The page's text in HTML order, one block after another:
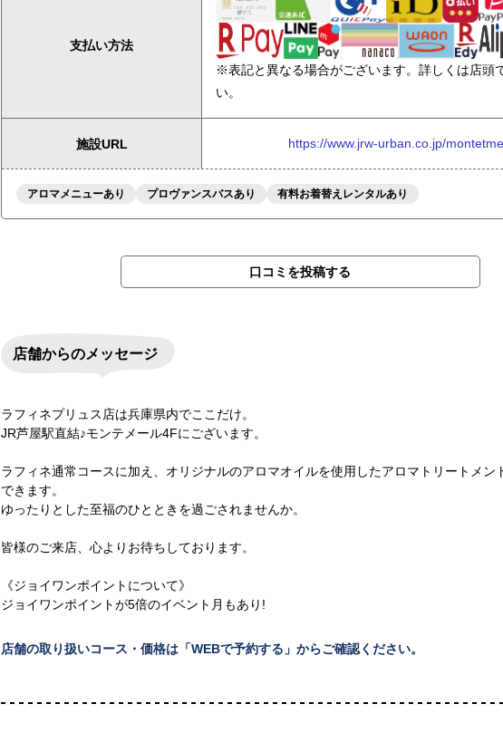
支払い方法
※表記と異なる場合がございます。詳しくは店頭
い。
施設URL https://www.jrw-urban.co.jp/
アロマメニューあり プロヴァンスバスあり 有料お着替えレンタルあり
口コミを投稿する
店舗からのメッセージ
ラフィネプリュス店は兵庫県内でここだけ。
JR芦屋駅直結♪モンテメール4Fにございます。
ラフィネ通常コースに加え、オリジナルのアロマオイルを使用したアロマトリートメン
できます。
ゆったりとした至福のひとときを過ごされませんか。
皆様のご来店、心よりお待ちしております。
《ジョイワンポイントについて》
ジョイワンポイントが5倍のイベント月もあり!
店舗の取り扱いコース・価格は「WEBで予約する」からご確認ください。